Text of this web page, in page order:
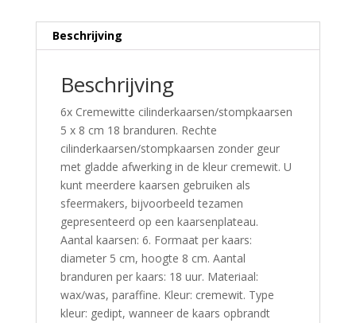
Beschrijving
Beschrijving
6x Cremewitte cilinderkaarsen/stompkaarsen
5 x 8 cm 18 branduren. Rechte
cilinderkaarsen/stompkaarsen zonder geur
met gladde afwerking in de kleur cremewit. U
kunt meerdere kaarsen gebruiken als
sfeermakers, bijvoorbeeld tezamen
gepresenteerd op een kaarsenplateau.
Aantal kaarsen: 6. Formaat per kaars:
diameter 5 cm, hoogte 8 cm. Aantal
branduren per kaars: 18 uur. Materiaal:
wax/was, paraffine. Kleur: cremewit. Type
kleur: gedipt, wanneer de kaars opbrandt